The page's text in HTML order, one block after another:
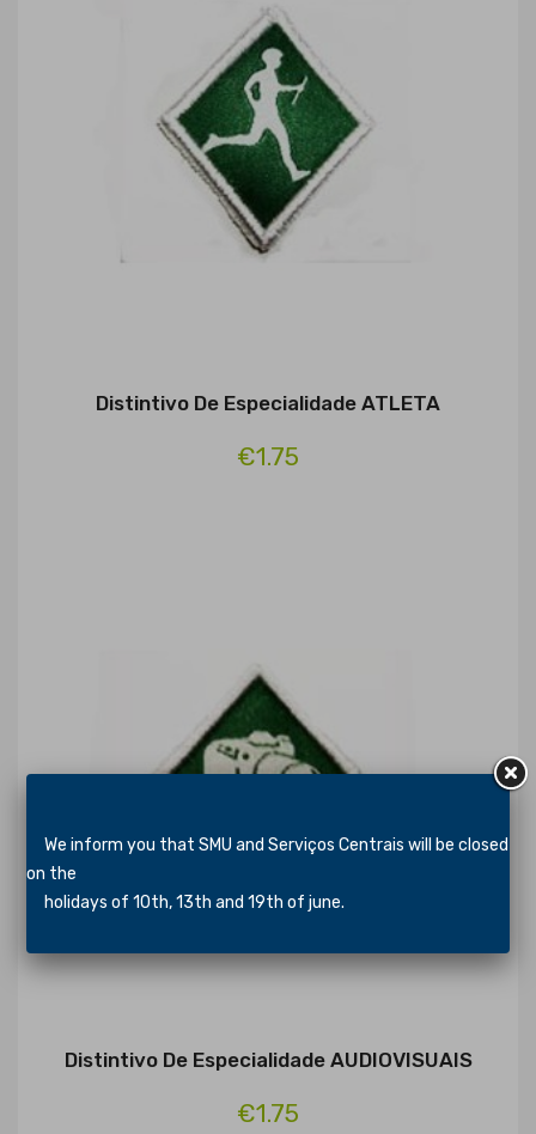
Distintivo De Especialidade ATLETA
€1.75
Distintivo De Especialidade AUDIOVISUAIS
€1.75
We inform you that SMU and Serviços Centrais will be closed
on the
holidays of 10th, 13th and 19th of june.